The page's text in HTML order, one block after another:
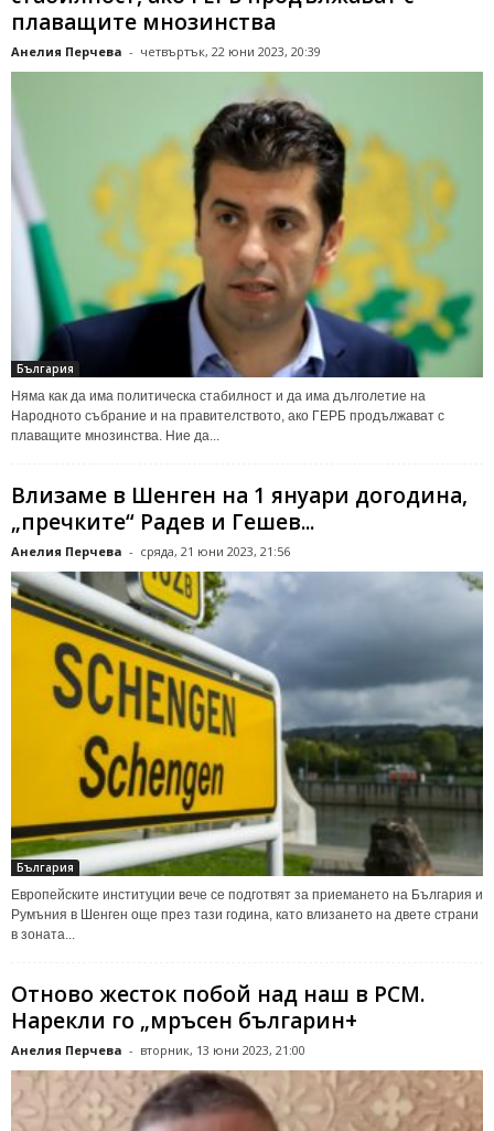
плаващите мнозинства
Анелия Перчева - четвъртък, 22 юни 2023, 20:39
България
Няма как да има политическа стабилност и да има дълголетие на
Народното събрание и на правителството, ако ГЕРБ продължават с
плаващите мнозинства. Ние да...
Влизаме в Шенген на 1 януари догодина,
„пречките“ Радев и Гешев...
Анелия Перчева - сряда, 21 юни 2023, 21:56
България
Европейските институции вече се подготвят за приемането на България и
Румъния в Шенген още през тази година, като влизането на двете страни
в зоната...
Отново жесток побой над наш в РСМ.
Нарекли го „мръсен българин+
Анелия Перчева - вторник, 13 юни 2023, 21:00